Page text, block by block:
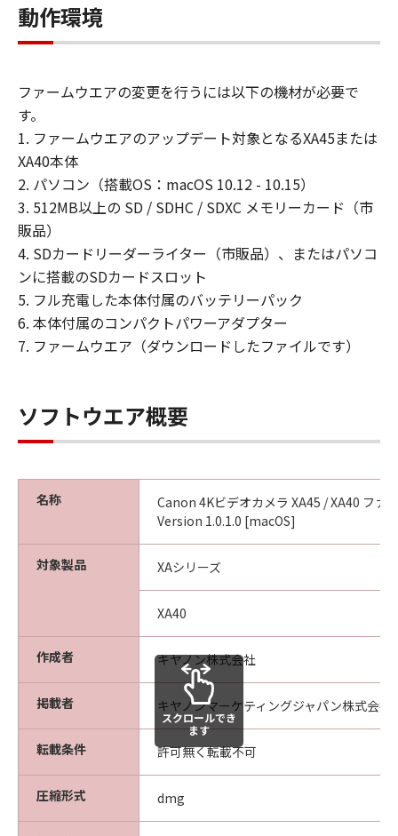
「許諾ソフトウェア」の全部または一部を
修正、改変、逆アセンブル、逆コンパイル
はならず、また第三者にこのような行為を
させてはなりません。
(3) お客様は、「許諾ソフトウェア」に含
まれるキヤノンの著作権表示を修正、除去
または消去してはなりません。
(4) 本契約に明示的に定める場合を除き、
キヤノンは「許諾ソフトウェア」に関する
キヤノンの知的財産権のいかなる権利もお
客様に付与または許諾するものでもありま
せん。
所有権
「許諾ソフトウェア」は、著作権により保
きまたはその他の手段により「許諾ソフト
ウェア」に係る所有権および知的財産権を
ヤノンがかかる権利を保持するものである
ことを、ここに同意するものとします。
輸出制限
お客様は、該当国のすべての適用可能な輸
出管理法規や規則に従うものとし、また、
かかる法規や規則に違反して「許諾ソフト
ウェア」をいかなる国へ直接もしくは間接
に輸出もしくは再輸出しないことに同意す
るものとします。
サポートおよびアップデート
キヤノン、キヤノンの子会社、それらの販
売代理店および販売店は、「許諾ソフトウ
ェア」のメンテナンスおよびお客様による
「許諾ソフトウェア」の使用を支援するこ
とについて、いかなる責任も負うものでは
動作環境
ファームウエアの変更を行うには以下の機材が必要で
す。
1. ファームウエアのアップデート対象となるXA45または
XA40本体
2. パソコン（搭載OS：macOS 10.12 - 10.15）
3. 512MB以上の SD / SDHC / SDXC メモリーカード（市
販品）
4. SDカードリーダーライター（市販品）、またはパソコ
ンに搭載のSDカードスロット
5. フル充電した本体付属のバッテリーパック
6. 本体付属のコンパクトパワーアダプター
7. ファームウエア（ダウンロードしたファイルです）
ソフトウエア概要
名称
Canon 4Kビデオカメラ XA45 / XA40 ファ
Version 1.0.1.0 [macOS]
対象製品 XAシリーズ
XA40
作成者 キヤノン株式会社
掲載者 キヤノンマーケティングジャパン株式会社
転載条件 許可無く転載不可
圧縮形式 dmg
スクロールでき
ます